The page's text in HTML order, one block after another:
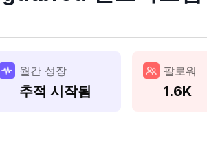
월간 성장
추적 시작됨
팔로워
1.6K